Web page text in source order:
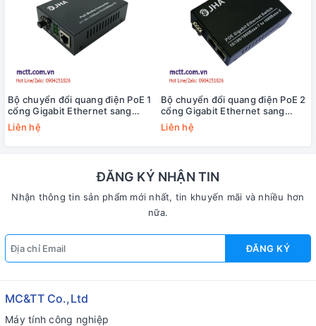
Bộ chuyển đổi quang điện PoE 1
cổng Gigabit Ethernet sang
quang JHA Tech JHA-GS11P
Liên hệ
Bộ chuyển đổi quang điện PoE 2
cổng Gigabit Ethernet sang
quang JHA Tech JHA-GS12P
Liên hệ
ĐĂNG KÝ NHẬN TIN
Nhận thông tin sản phẩm mới nhất, tin khuyến mãi và nhiều hơn
nữa.
ĐĂNG KÝ
MC&TT Co.,Ltd
Máy tính công nghiệp